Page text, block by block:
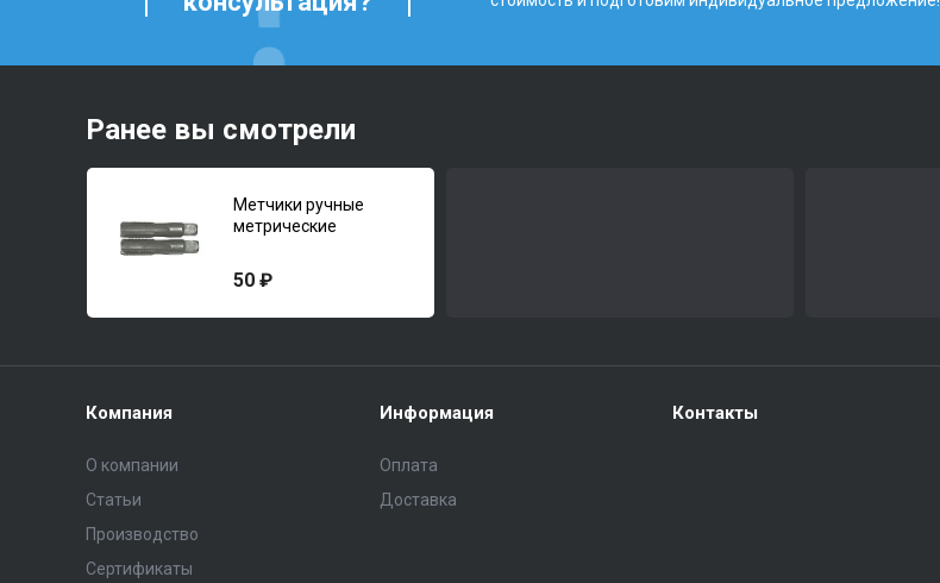
Ранее вы смотрели
Метчики ручные
метрические
50 ₽
Компания
О компании
Статьи
Производство
Сертификаты
Информация
Оплата
Доставка
Контакты